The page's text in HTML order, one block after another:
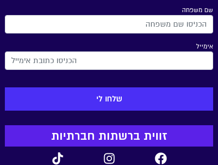
שם משפחה
אימייל
זווית ברשתות חברתיות